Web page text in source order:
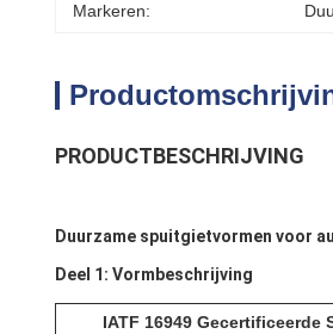
Markeren:
PRODUCTBESCHRIJVING
Duurzame spuitgietvormen voor
Deel 1: Vormbeschrijving
IATF 16949